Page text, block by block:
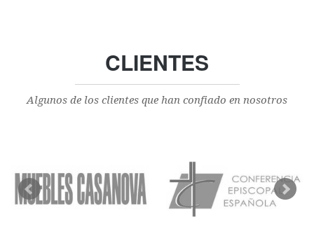
CLIENTES
Algunos de los clientes que han confiado en nosotros